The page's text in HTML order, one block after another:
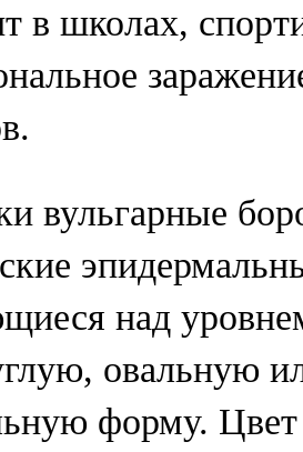
в школах,
вульгарные
над
овальную
форму. Цвет